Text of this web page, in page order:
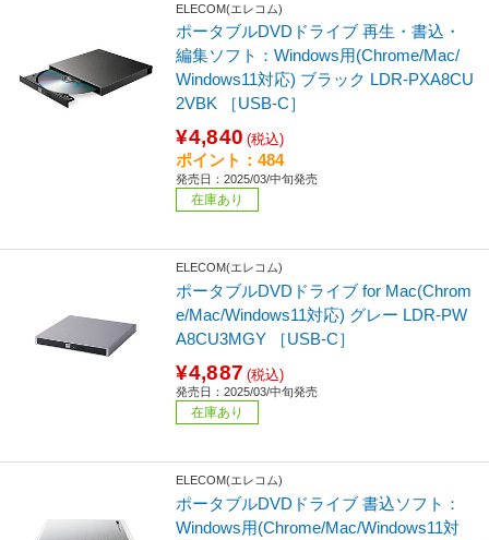
ELECOM(エレコム)
ポータブルDVDドライブ 再生・書込・
編集ソフト：Windows用(Chrome/Mac/
Windows11対応) ブラック LDR-PXA8CU
2VBK ［USB-C］
¥4,840 (税込)
ポイント：484
発売日：2025/03/中旬発売
在庫あり
ELECOM(エレコム)
ポータブルDVDドライブ for Mac(Chrom
e/Mac/Windows11対応) グレー LDR-PW
A8CU3MGY ［USB-C］
¥4,887 (税込)
発売日：2025/03/中旬発売
在庫あり
ELECOM(エレコム)
ポータブルDVDドライブ 書込ソフト：
Windows用(Chrome/Mac/Windows11対